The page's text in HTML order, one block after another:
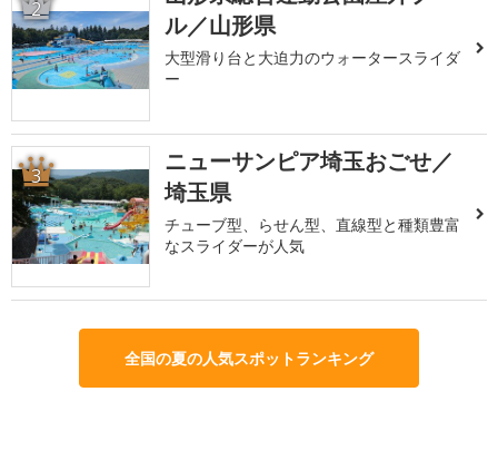
2
ル／山形県
大型滑り台と大迫力のウォータースライダ
ー
3
ニューサンピア埼玉おごせ／
埼玉県
チューブ型、らせん型、直線型と種類豊富
なスライダーが人気
全国の夏の人気スポットランキング